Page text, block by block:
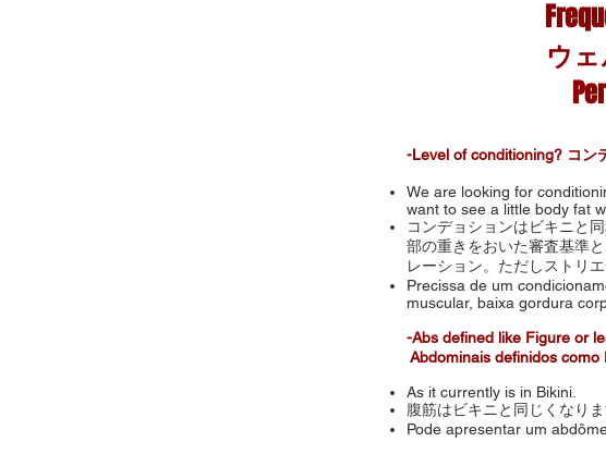
ウ
-Level of conditioning? コン
We are looking for
want to see a little body fat
コンデョションはビキニと
部の重きをおいた審査基準
レーション。ただしストリ
Precissa de um
muscular, baixa gordura
-Abs defined like Figure or
Abdominais definidos
As it currently is in Bikini.
腹筋はビキニと同じくなりま
Pode apresentar um